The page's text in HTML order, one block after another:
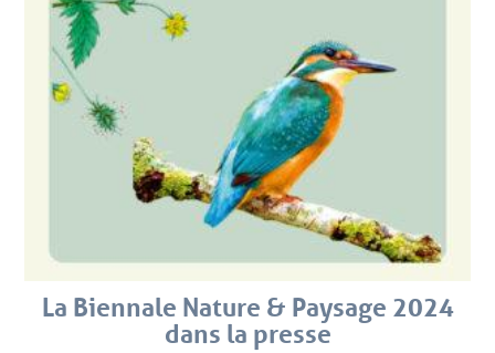
La Biennale Nature & Paysage 2024
dans la presse